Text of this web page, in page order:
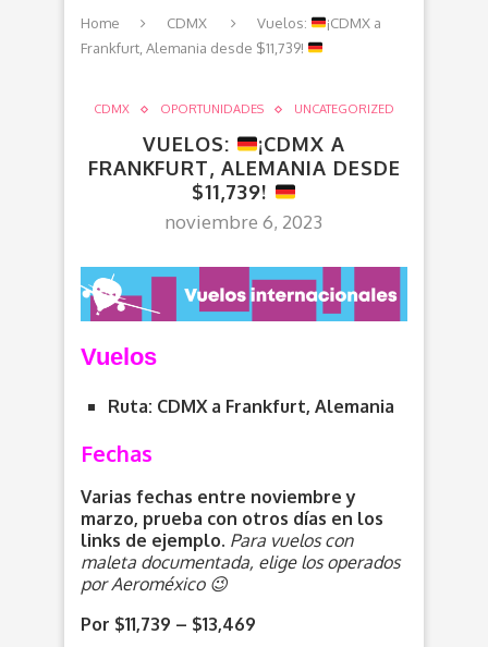
Home CDMX Vuelos:
¡CDMX a
Frankfurt, Alemania desde $11,739!
CDMX OPORTUNIDADES UNCATEGORIZED
VUELOS:
¡CDMX A
FRANKFURT, ALEMANIA DESDE
$11,739!
noviembre 6, 2023
Vuelos
Ruta: CDMX a Frankfurt, Alemania
Fechas
Varias fechas entre noviembre y
marzo, prueba con otros días en los
links de ejemplo. Para vuelos con
maleta documentada, elige los operados
por Aeroméxico 😉
Por $11,739 – $13,469